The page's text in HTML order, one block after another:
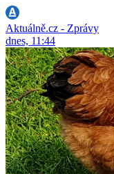
Aktuálně.cz - Zprávy
dnes, 11:44